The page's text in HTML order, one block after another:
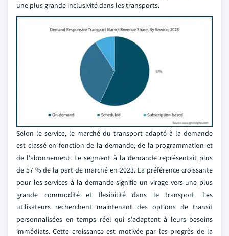
une plus grande inclusivité dans les transports.
Selon le service, le marché du transport adapté à la demande
est classé en fonction de la demande, de la programmation et
de l'abonnement. Le segment à la demande représentait plus
de 57 % de la part de marché en 2023. La préférence croissante
pour les services à la demande signifie un virage vers une plus
grande commodité et flexibilité dans le transport. Les
utilisateurs recherchent maintenant des options de transit
personnalisées en temps réel qui s'adaptent à leurs besoins
immédiats. Cette croissance est motivée par les progrès de la